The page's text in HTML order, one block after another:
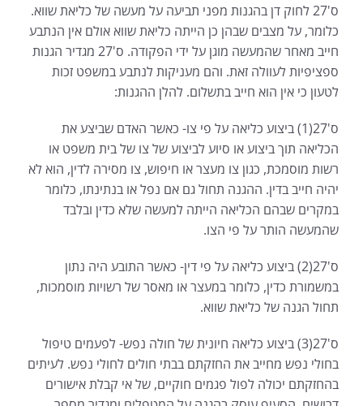
ס'27 לחוק דן בהגנות מפני תביעה על מעשה של כליאת שווא.
כלומר, על מצבים שבהן כן הייתה כליאת שווא אולם אין הנתבע
חייב מאחר שהמעשה מוגן על ידי הפקודה. ס'27 מגדיר הגנות
ספציפיות לעוולה זאת. והם מעניקות לנתבע במשפט זכות
לטעון כי אין הוא חייב בתשלום. להלן ההגנות:
ס'27(1) ביצוע כליאה על פי צו- כאשר האדם שביצע את
הכליאה תוך ביצוע או סיוע לביצוע של צו של בית משפט או
רשות מוסמכת, כגון צו מעצר או חיפוש, צו מסירה לדין, הוא לא
יהיה חייב בדין. ההגנה תחול גם אם נפל או בנתינתו, כלומר
במקרים שבהם הכליאה הייתה למעשה שלא כדין ובלבד
שהמעשה הותר על פי הצו.
ס'27(2) ביצוע כליאה על פי דין- כאשר התובע היה נתון
במשמורת כדין, כלומר במעצר או מאסר של רשויות מוסמכות,
תחול הגנה של כליאת שווא.
ס'27(3) ביצוע כליאה חיונית של חולה נפש- לפעמים טיפול
בחולי נפש מחייב את החזקתם בבתי חולים לחולי נפש. לעיתים
בהחזקתם יכולה לפול פגמים חוקיים, של אי קבלת אישורים